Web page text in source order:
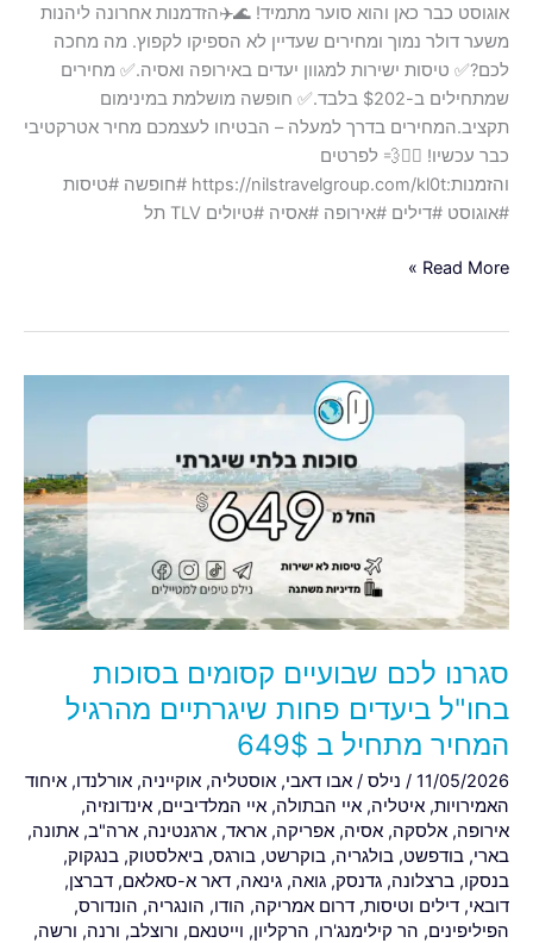
אוגוסט כבר כאן והוא סוער מתמיד! 🌊✈️הזדמנות אחרונה ליהנות
משער דולר נמוך ומחירים שעדיין לא הספיקו לקפוץ. מה מחכה
לכם?✅ טיסות ישירות למגוון יעדים באירופה ואסיה.✅ מחירים
שמתחילים ב-$202 בלבד.✅ חופשה מושלמת במינימום
תקציב.המחירים בדרך למעלה – הבטיחו לעצמכם מחיר אטרקטיבי
כבר עכשיו! 🏃‍♂️💨 לפרטים
והזמנות:https://nilstravelgroup.com/kl0t #חופשה #טיסות
#אוגוסט #דילים #אירופה #אסיה #טיולים TLV תל
Read More »
סגרנו לכם שבועיים קסומים בסוכות
בחו"ל ביעדים פחות שיגרתיים מהרגיל
המחיר מתחיל ב 649$
11/05/2026
/נילס/אבו דאבי,אוסטליה,אוקייניה,אורלנדו,איחוד
האמירויות,איטליה,איי הבתולה,איי המלדיביים,אינדונזיה,
אירופה,אלסקה,אסיה,אפריקה,אראד,ארגנטינה,ארה"ב,אתונה,
בארי,בודפשט,בולגריה,בוקרשט,בורגס,ביאלסטוק,בנגקוק,
בנסקו,ברצלונה,גדנסק,גואה,גינאה,דאר א-סאלאם,דברצן,
דובאי,דילים וטיסות,דרום אמריקה,הודו,הונגריה,הונדורס,
הפיליפינים,הר קילימנג'רו,הרקליון,וייטנאם,ורוצלב,ורנה,ורשה,
קסומים
בסוכות
בחו"ל
ביעדים
פחות
שיגרתיים
המחיר
מתחיל
649$